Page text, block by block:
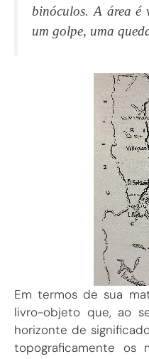
binóculos. A área é
um golpe, uma
Em termos de sua
livro-objeto que, ao
horizonte de
topograficamente os